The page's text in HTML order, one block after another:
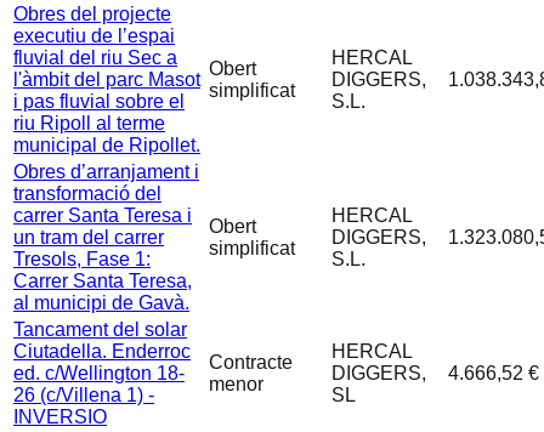
Obres del projecte
executiu de l’espai
fluvial del riu Sec a
l'àmbit del parc Masot
i pas fluvial sobre el
riu Ripoll al terme
municipal de Ripollet.
Obert
simplificat
HERCAL
DIGGERS,
S.L.
Obres d’arranjament i
transformació del
carrer Santa Teresa i
un tram del carrer
Tresols, Fase 1:
Carrer Santa Teresa,
al municipi de Gavà.
Obert
simplificat
HERCAL
DIGGERS,
S.L.
Tancament del solar
Ciutadella. Enderroc
ed. c/Wellington 18-
26 (c/Villena 1) -
INVERSIO
Contracte
menor
HERCAL
DIGGERS,
SL
4.666,52 €